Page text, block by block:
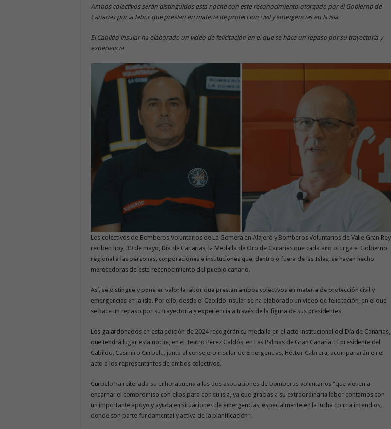
Ambos colectivos serán distinguidos esta noche con este reconocimiento otorgado por el Gobierno de
Canarias por la labor que prestan en materia de protección civil y emergencias en la isla
El Cabildo insular ha elaborado un vídeo de felicitación en el que se hace un repaso por su trayectoria y
experiencia
Los colectivos de Bomberos Voluntarios de La Gomera en Alajeró y Bomberos Voluntarios de Valle Gran Rey
reciben hoy, 30 de mayo, Día de Canarias, la Medalla de Oro de Canarias que cada año otorga el Gobierno
regional a las personas, corporaciones e instituciones que, dentro o fuera de las Islas, se hayan hecho
merecedoras de este reconocimiento del pueblo canario.
Así, se distingue y pone en valor la labor que prestan ambos colectivos en materia de protección civil y
emergencias en la isla. Por ello, desde el Cabildo insular se ha elaborado un vídeo de felicitación, en el que
se hace un repaso por su trayectoria y experiencia a través de la figura de sus presidentes.
Los galardonados en esta edición de 2024 recogerán su medalla en el acto institucional del Día de Canarias,
que tendrá lugar esta noche, en el Teatro Pérez Galdós, en Las Palmas de Gran Canaria. El presidente del
Cabildo, Casimiro Curbelo, junto al consejero insular de Emergencias, Héctor Cabrera, acompañarán en el
acto a los representantes de ambos colectivos.
Curbelo ha reiterado su enhorabuena a las dos asociaciones de bomberos voluntarios “que vienen a
encarnar el compromiso con ellos para con su isla, ya que gracias a su extraordinaria labor contamos con
un importante apoyo y ayuda en situaciones de emergencias, especialmente en la lucha contra incendios,
donde son parte fundamental y activa de la planificación”.